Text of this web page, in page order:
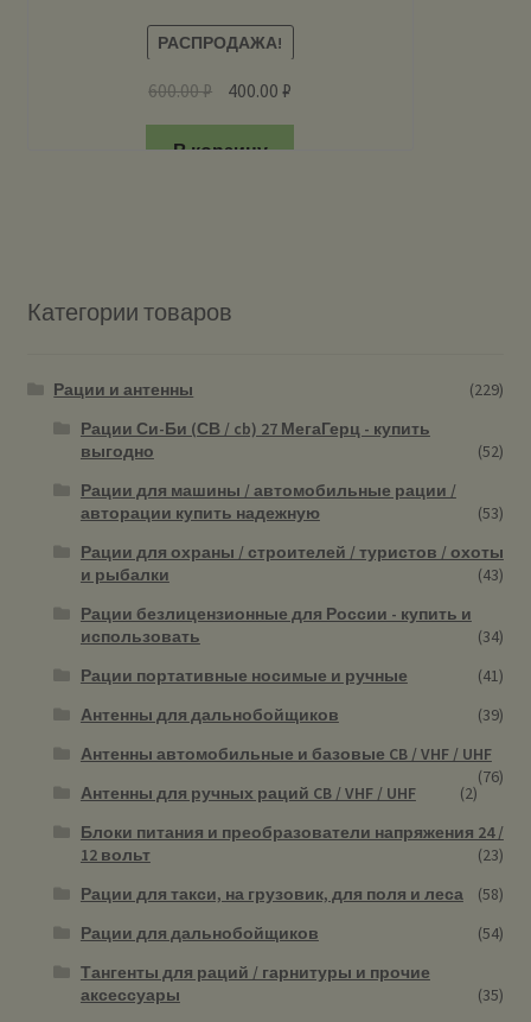
РАСПРОДАЖА!
600.00₽ 400.00₽
В корзину
Категории товаров
Рации и антенны
(229)
Рации Си-Би (СВ / cb) 27 МегаГерц - купить
выгодно
(52)
Рации для машины / автомобильные рации /
авторации купить надежную
(53)
Рации для охраны / строителей / туристов / охоты
и рыбалки
(43)
Рации безлицензионные для России - купить и
использовать
(34)
Рации портативные носимые и ручные
(41)
Антенны для дальнобойщиков
(39)
Антенны автомобильные и базовые CB / VHF / UHF
(76)
Антенны для ручных раций CB / VHF / UHF
(2)
Блоки питания и преобразователи напряжения 24 /
12 вольт
(23)
Рации для такси, на грузовик, для поля и леса
(58)
Рации для дальнобойщиков
(54)
Тангенты для раций / гарнитуры и прочие
аксессуары
(35)